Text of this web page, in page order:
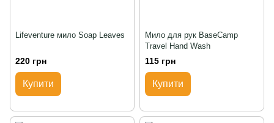
Lifeventure мило Soap Leaves
220 грн
Купити
Мило для рук BaseCamp
Travel Hand Wash
115 грн
Купити